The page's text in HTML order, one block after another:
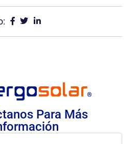
Para Más